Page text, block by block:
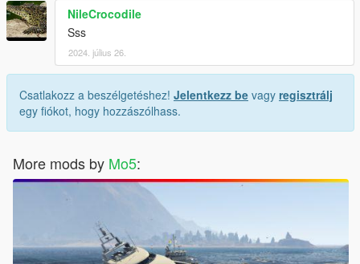
NileCrocodile
Sss
2024. július 26.
Csatlakozz a beszélgetéshez! Jelentkezz be vagy regisztrálj
egy fiókot, hogy hozzászólhass.
More mods by Mo5: